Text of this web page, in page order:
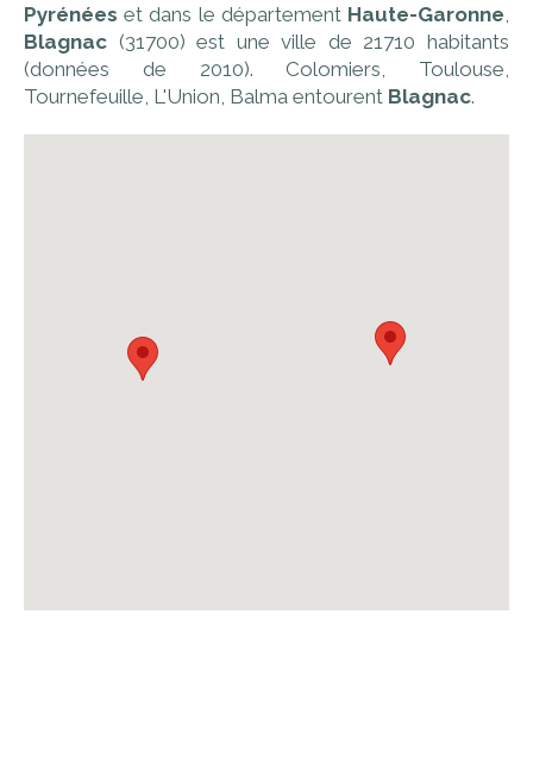
Pyrénées et dans le département Haute-Garonne,
Blagnac (31700) est une ville de 21710 habitants
(données de 2010). Colomiers, Toulouse,
Tournefeuille, L'Union, Balma entourent Blagnac.